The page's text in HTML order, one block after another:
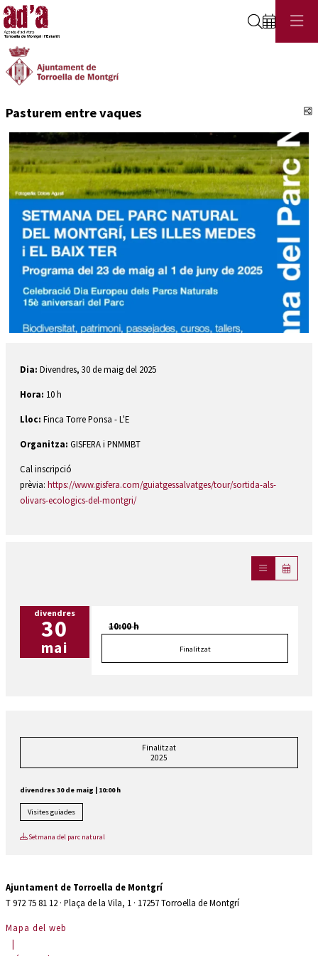
Cerca
Pasturem entre vaques
Dia: Divendres, 30 de maig del 2025
Hora: 10 h
Lloc: Finca Torre Ponsa - L'E
Organitza: GISFERA i PNMMBT
Cal inscripció
prèvia: https://www.gisfera.com/guiatgessalvatges/tour/sortida-als-
olivars-ecologics-del-montgri/
divendres
30
mai
10:00 h
Finalitzat
Finalitzat
2025
divendres 30 de maig | 10:00 h
Visites guiades
Setmana del parc natural
Ajuntament de Torroella de Montgrí
T 972 75 81 12 · Plaça de la Vila, 1 · 17257 Torroella de Montgrí
Mapa del web
|